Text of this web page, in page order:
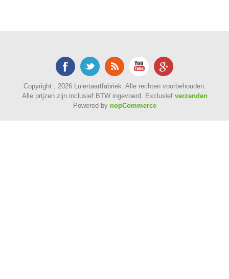
Copyright ; 2026 Luiertaartfabriek. Alle rechten voorbehouden.
Alle prijzen zijn inclusief BTW ingevoerd. Exclusief verzenden
Powered by nopCommerce